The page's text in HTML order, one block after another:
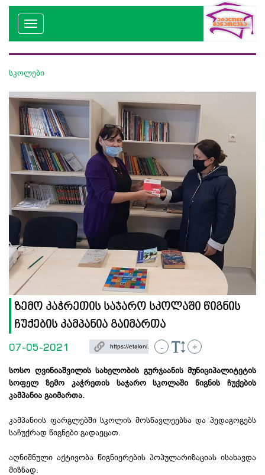
სკოლები
ზემო კაჭრეთის საჯარო სკოლაში წიგნის
ჩუქების კამპანია გაიმართა
07-05-2021 - +
სოსო ღვინიაშვილის სახელობის გურჯაანის მუნიციპალიტეტის
სოფელ ზემო კაჭრეთის საჯარო სკოლაში წიგნის ჩუქების
კამპანია გაიმართა.
კამპანიის ფარგლებში სკოლის მოსწავლეებსა და პედაგოგებს
საჩუქრად წიგნები გადაეცათ.
აღნიშნული აქტივობა წიგნიერების პოპულარიზაციას ისახავდა
მიზნად.